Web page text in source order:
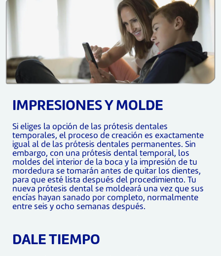
IMPRESIONES Y MOLDE
Si eliges la opción de las prótesis dentales
temporales, el proceso de creación es exactamente
igual al de las prótesis dentales permanentes. Sin
embargo, con una prótesis dental temporal, los
moldes del interior de la boca y la impresión de tu
mordedura se tomarán antes de quitar los dientes,
para que esté lista después del procedimiento. Tu
nueva prótesis dental se moldeará una vez que sus
encías hayan sanado por completo, normalmente
entre seis y ocho semanas después.
DALE TIEMPO